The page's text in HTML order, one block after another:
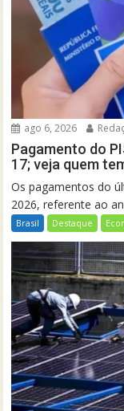
ago 6, 2026
Pagamento do
17; veja quem
Os pagamentos do
2026, referente ao
Brasil Destaque